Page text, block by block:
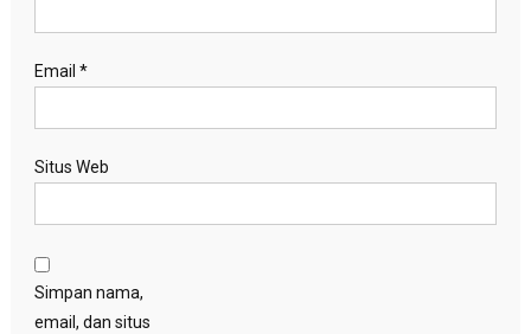
Email *
Situs Web
Simpan nama,
email, dan situs